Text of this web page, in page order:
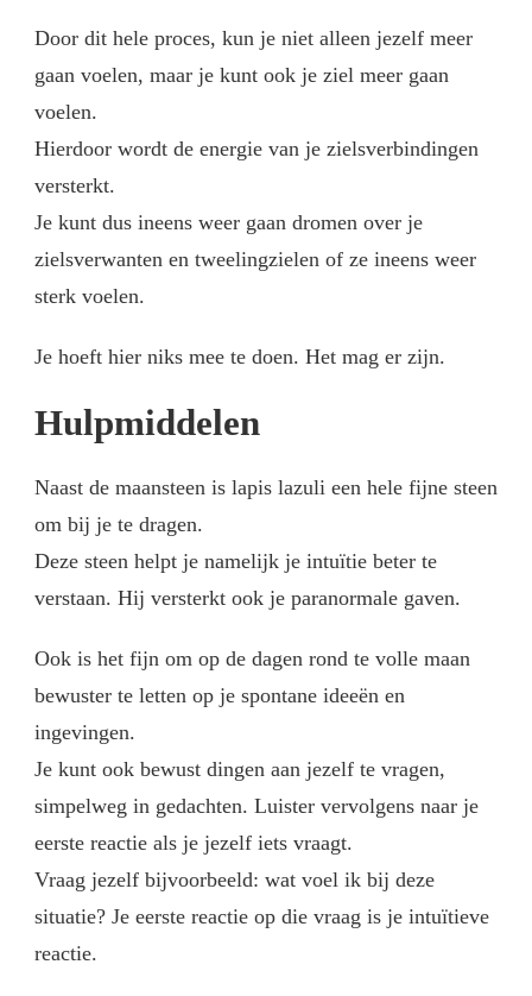
Door dit hele proces, kun je niet alleen jezelf meer
gaan voelen, maar je kunt ook je ziel meer gaan
voelen.
Hierdoor wordt de energie van je zielsverbindingen
versterkt.
Je kunt dus ineens weer gaan dromen over je
zielsverwanten en tweelingzielen of ze ineens weer
sterk voelen.
Je hoeft hier niks mee te doen. Het mag er zijn.
Hulpmiddelen
Naast de maansteen is lapis lazuli een hele fijne steen
om bij je te dragen.
Deze steen helpt je namelijk je intuïtie beter te
verstaan. Hij versterkt ook je paranormale gaven.
Ook is het fijn om op de dagen rond te volle maan
bewuster te letten op je spontane ideeën en
ingevingen.
Je kunt ook bewust dingen aan jezelf te vragen,
simpelweg in gedachten. Luister vervolgens naar je
eerste reactie als je jezelf iets vraagt.
Vraag jezelf bijvoorbeeld: wat voel ik bij deze
situatie? Je eerste reactie op die vraag is je intuïtieve
reactie.